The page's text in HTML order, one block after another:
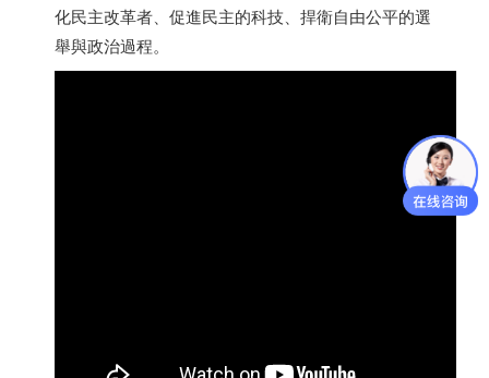
化民主改革者、促進民主的科技、捍衛自由公平的選
舉與政治過程。